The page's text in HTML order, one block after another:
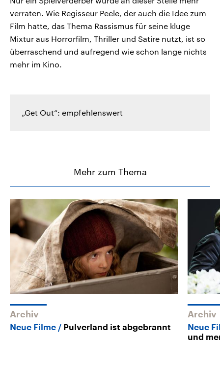
verraten. Wie Regisseur Peele, der auch die Idee zum
Film hatte, das Thema Rassismus für seine kluge
Mixtur aus Horrorfilm, Thriller und Satire nutzt, ist so
überraschend und aufregend wie schon lange nichts
mehr im Kino.
„Get Out“: empfehlenswert
Mehr zum Thema
Archiv
Neue Filme Pulverland ist abgebrannt
Archiv
Neue
und